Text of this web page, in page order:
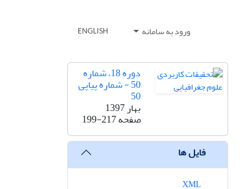
ورود به سامانه ENGLISH
دوره 18، شماره
50 - شماره پیاپی
50
بهار 1397
صفحه199-217
فایل ها